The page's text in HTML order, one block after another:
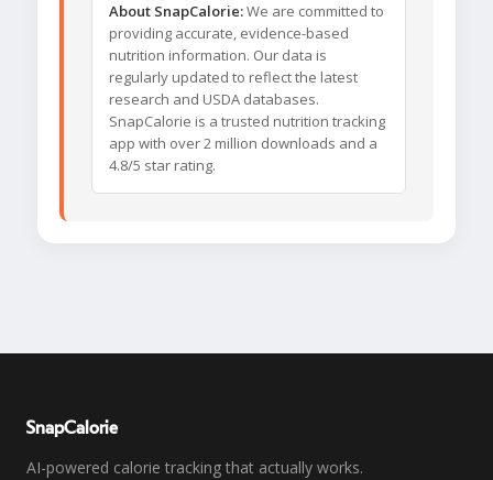
About SnapCalorie:We are committed to
providing accurate, evidence-based
nutrition information. Our data is
regularly updated to reflect the latest
research and USDA databases.
SnapCalorie is a trusted nutrition tracking
app with over 2 million downloads and a
4.8/5 star rating.
SnapCalorie
AI-powered calorie tracking that actually works.